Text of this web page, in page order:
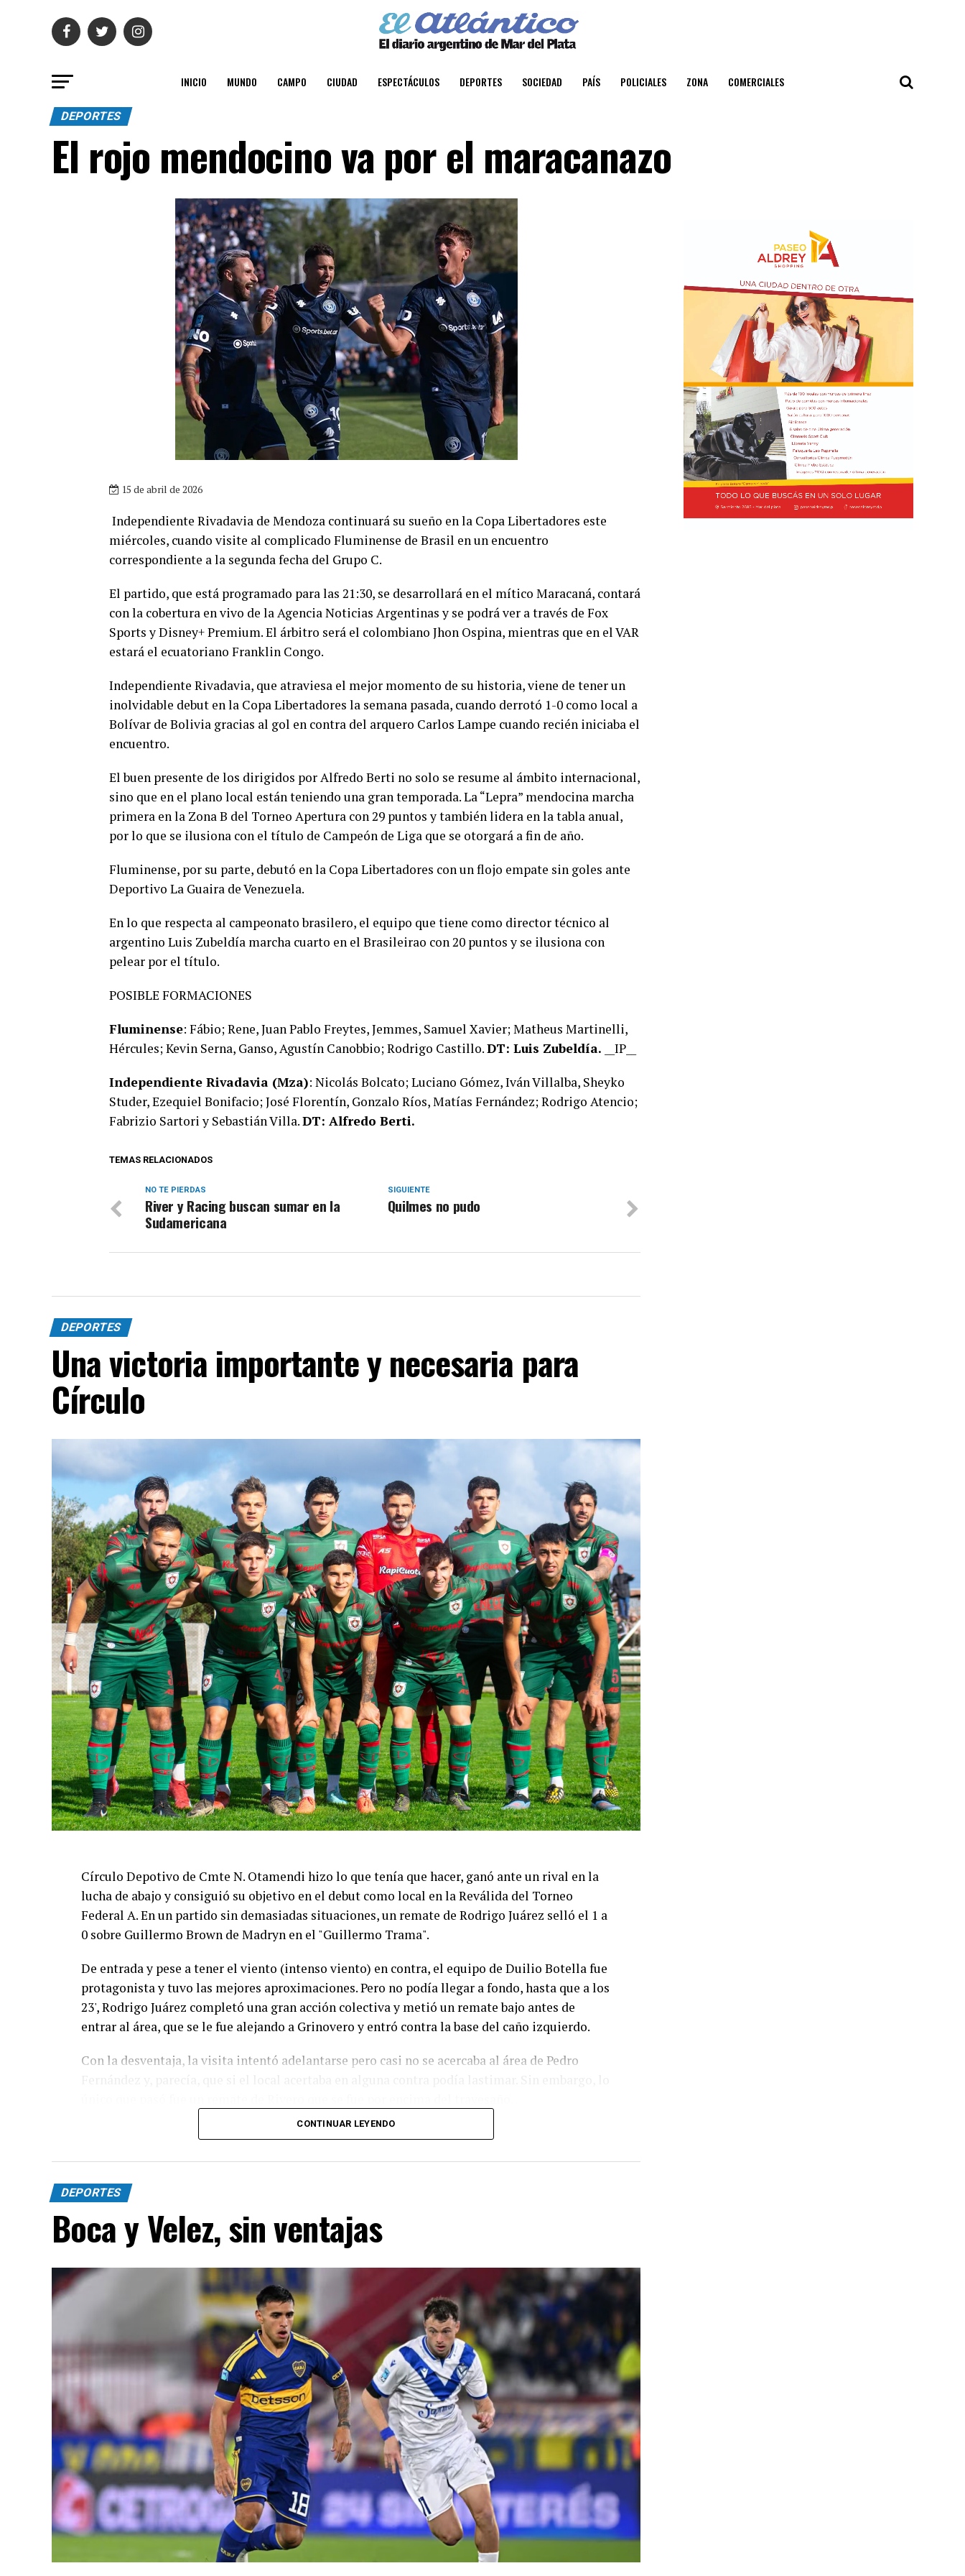
INICIO MUNDO CAMPO CIUDAD ESPECTÁCULOS DEPORTES SOCIEDAD PAÍS POLICIALES ZONA COMERCIALES
DEPORTES
El rojo mendocino va por el maracanazo
15 de abril de 2026
Independiente Rivadavia de Mendoza continuará su sueño en la Copa Libertadores este
miércoles, cuando visite al complicado Fluminense de Brasil en un encuentro
correspondiente a la segunda fecha del Grupo C.
El partido, que está programado para las 21:30, se desarrollará en el mítico Maracaná, contará
con la cobertura en vivo de la Agencia Noticias Argentinas y se podrá ver a través de Fox
Sports y Disney+ Premium. El árbitro será el colombiano Jhon Ospina, mientras que en el VAR
estará el ecuatoriano Franklin Congo.
Independiente Rivadavia, que atraviesa el mejor momento de su historia, viene de tener un
inolvidable debut en la Copa Libertadores la semana pasada, cuando derrotó 1-0 como local a
Bolívar de Bolivia gracias al gol en contra del arquero Carlos Lampe cuando recién iniciaba el
encuentro.
El buen presente de los dirigidos por Alfredo Berti no solo se resume al ámbito internacional,
sino que en el plano local están teniendo una gran temporada. La “Lepra” mendocina marcha
primera en la Zona B del Torneo Apertura con 29 puntos y también lidera en la tabla anual,
por lo que se ilusiona con el título de Campeón de Liga que se otorgará a fin de año.
Fluminense, por su parte, debutó en la Copa Libertadores con un flojo empate sin goles ante
Deportivo La Guaira de Venezuela.
En lo que respecta al campeonato brasilero, el equipo que tiene como director técnico al
argentino Luis Zubeldía marcha cuarto en el Brasileirao con 20 puntos y se ilusiona con
pelear por el título.
POSIBLE FORMACIONES
Fluminense: Fábio; Rene, Juan Pablo Freytes, Jemmes, Samuel Xavier; Matheus Martinelli,
Hércules; Kevin Serna, Ganso, Agustín Canobbio; Rodrigo Castillo.DT: Luis Zubeldía. __IP__
Independiente Rivadavia (Mza): Nicolás Bolcato; Luciano Gómez, Iván Villalba, Sheyko
Studer, Ezequiel Bonifacio; José Florentín, Gonzalo Ríos, Matías Fernández; Rodrigo Atencio;
Fabrizio Sartori y Sebastián Villa.DT: Alfredo Berti.
TEMAS RELACIONADOS
SIGUIENTE
Quilmes no pudo
NO TE PIERDAS
River y Racing buscan sumar en la
Sudamericana
DEPORTES
Una victoria importante y necesaria para
Círculo
Círculo Depotivo de Cmte N. Otamendi hizo lo que tenía que hacer, ganó ante un rival en la
lucha de abajo y consiguió su objetivo en el debut como local en la Reválida del Torneo
Federal A. En un partido sin demasiadas situaciones, un remate de Rodrigo Juárez selló el 1 a
0 sobre Guillermo Brown de Madryn en el "Guillermo Trama".
De entrada y pese a tener el viento (intenso viento) en contra, el equipo de Duilio Botella fue
protagonista y tuvo las mejores aproximaciones. Pero no podía llegar a fondo, hasta que a los
23', Rodrigo Juárez completó una gran acción colectiva y metió un remate bajo antes de
entrar al área, que se le fue alejando a Grinovero y entró contra la base del caño izquierdo.
Con la desventaja, la visita intentó adelantarse pero casi no se acercaba al área de Pedro
pero no podían y sólo inquietaron con un cabezazo de Cucchi que controló con esfuerzo
La necesidad hizo que Círculo no pudiera defenderse tanto con la pelota y sufrió por una
desventaja corta, más que por la búsqueda del rival. Y el pitazo final fue un festejo de
desahogo, un objetivo cumplido y ahora a buscar algo en dos fechas como visitante, frente a
Deportivo Rincón el miércoles y luego en San Luis ante Juventud Unida Universitario.
Síntesis
Círculo Deportivo (1): Pedro Fernández; Julián Vílchez, Facundo Rojas, Jano Martínez y
Rodrigo Torres; Joaquín Bassani, Francisco Grahl, Ramiro Banchio y Marco Campagnaro;
Rodrigo Juárez y Vicente Barberini. DT: Duilio Botella.
Cambios: ST 13' Simón Buscaglia por Barberini, 19' Leandro Piñeyro por Banchio y 35' Martín
Gómez, Branco Castelli y Ciro Rius por Torres, Campagnaro y Juárez.
Guillermo Brown (0): Agustín Grinovero; Mateo Conde, Renzo Paparelli, Rodrigo Díaz y
Emanuel Moreno; Branco Mera, Alejandro Chiavetto, Martín Rivero y Ezequiel Goiburu;
Ignacio Zapulla y Patricio Cucchi. DT: Cristian Corrales.
CONTINUAR LEYENDO
DEPORTES
Boca y Velez, sin ventajas